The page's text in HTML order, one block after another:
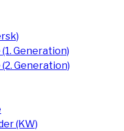
Generation)
Generation)
(KW)